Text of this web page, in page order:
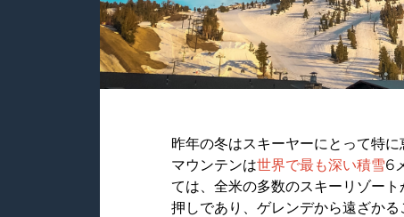
昨年の冬はスキーヤーにとって特
マウンテンは世界で最も深い積雪6
ては、全米の多数のスキーリゾー
押しであり、ゲレンデから遠ざか